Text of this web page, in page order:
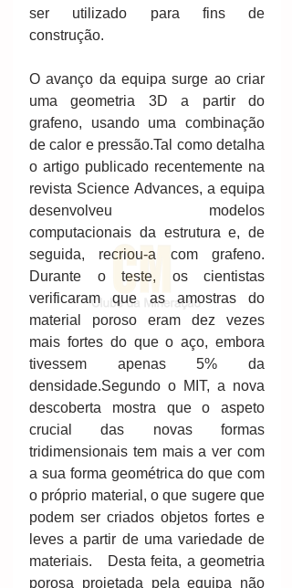
ser utilizado para fins de
construção.
O avanço da equipa surge ao criar
uma geometria 3D a partir do
grafeno, usando uma combinação
de calor e pressão.Tal como detalha
o artigo publicado recentemente na
revista Science Advances, a equipa
desenvolveu modelos
computacionais da estrutura e, de
seguida, recriou-a com grafeno.
Durante o teste, os cientistas
verificaram que as amostras do
material poroso eram dez vezes
mais fortes do que o aço, embora
tivessem apenas 5% da
densidade.Segundo o MIT, a nova
descoberta mostra que o aspeto
crucial das novas formas
tridimensionais tem mais a ver com
a sua forma geométrica do que com
o próprio material, o que sugere que
podem ser criados objetos fortes e
leves a partir de uma variedade de
materiais.   Desta feita, a geometria
porosa projetada pela equipa não